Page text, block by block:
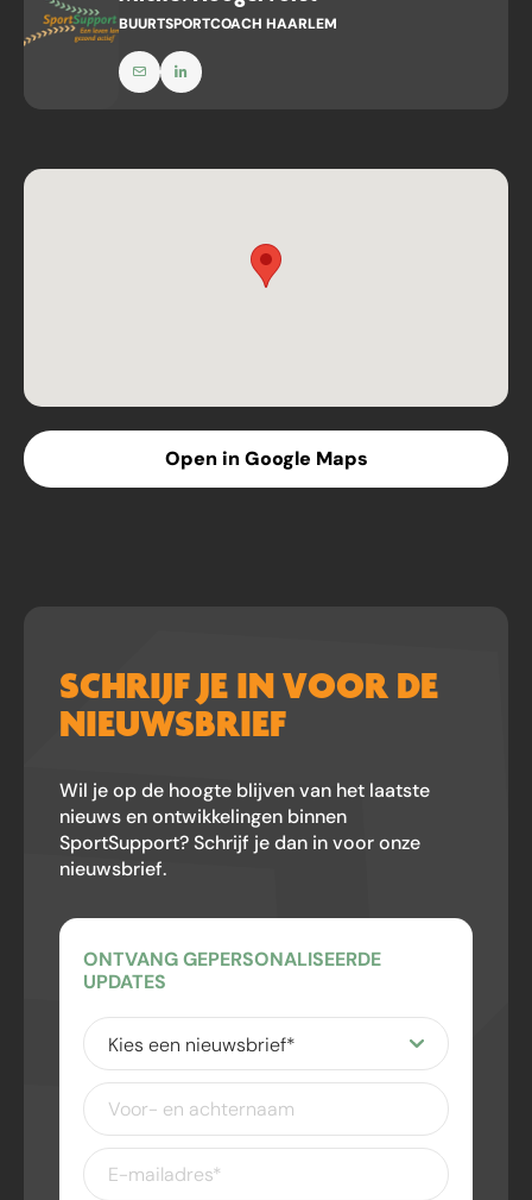
BUURTSPORTCOACH HAARLEM
Open in Google Maps
SCHRIJF JE IN VOOR DE
NIEUWSBRIEF
Wil je op de hoogte blijven van het laatste
nieuws en ontwikkelingen binnen
SportSupport? Schrijf je dan in voor onze
nieuwsbrief.
ONTVANG GEPERSONALISEERDE
UPDATES
Kies
een
nieuwsbrief(Vereist)
Voor-
en
achternaam
E-
mailadres(Vereist)